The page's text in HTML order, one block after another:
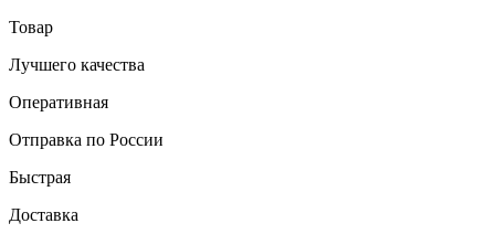
Товар
Лучшего качества
Оперативная
Отправка по России
Быстрая
Доставка